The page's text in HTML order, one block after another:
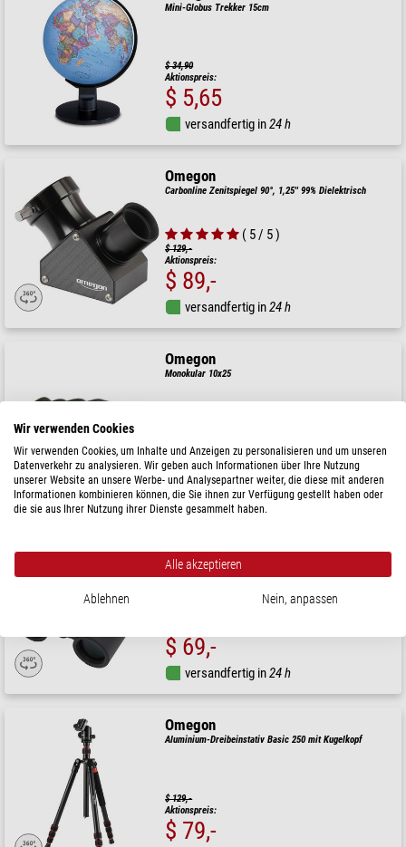
Mini-Globus Trekker 15cm
$ 34,90
Aktionspreis:
$ 5,65
versandfertig in24 h
Omegon
Carbonline Zenitspiegel 90°, 1,25'' 99% Dielektrisch
( 5 / 5 )
$ 129,-
Aktionspreis:
$ 89,-
versandfertig in24 h
Omegon
Monokular 10x25
Aktionspreis:
$ 34,90
versandfertig in24 h
Fernglas Talron HD 8x34
( 5 / 5 )
$ 69,-
versandfertig in24 h
Omegon
Aluminium-Dreibeinstativ Basic 250 mit Kugelkopf
$ 129,-
Aktionspreis:
$ 79,-
Wir verwenden Cookies
Wir verwenden Cookies, um Inhalte und Anzeigen zu personalisieren und um unseren
Datenverkehr zu analysieren. Wir geben auch Informationen über Ihre Nutzung
unserer Website an unsere Werbe- und Analysepartner weiter, die diese mit anderen
Informationen kombinieren können, die Sie ihnen zur Verfügung gestellt haben oder
die sie aus Ihrer Nutzung ihrer Dienste gesammelt haben.
Alle akzeptieren
Ablehnen Nein, anpassen